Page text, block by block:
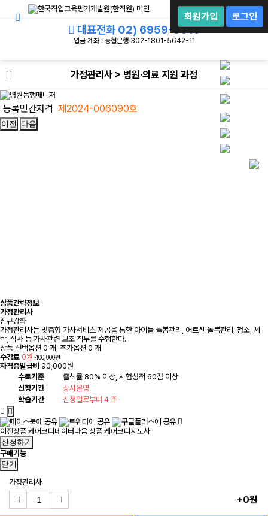
회
그
인
회원가입 로그인
대표전화02) 6959-8019
입금 계좌 : 농협은행 302-1801-5642-11
가정관리사 > 병원·의료 지원 과정
등록민간자격 제2024-006090호
이전 다음
상품간략정보
가정관리사
신규강좌
가정관리사는 맞춤형 가사서비스 제공을 통한 아이들 돌봄관리, 어르신 돌봄관리, 청소, 세
탁, 식사 등 가사관련 보조 직무를 수행한다.
상품 선택옵션 0 개, 추가옵션 0 개
수강료 0원 400,000원
자격증발급비 90,000원
수료기준
출석률 80% 이상, 시험성적 60점 이상
신청기간
상시운영
학습기간
신청일로부터 4 주
이전상품 케어코디네이터 다음 상품 케어코디지도사
신청하기
구매기능
닫기
가정관리사
+0원